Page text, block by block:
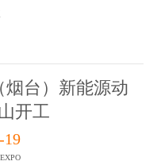
烟台）新能源动
开工
19